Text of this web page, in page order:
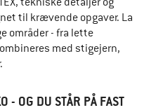
til krævende opgaver. La
områder - fra lette
med stigejern,
- OG DU STÅR PÅ FAST